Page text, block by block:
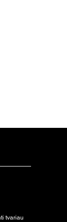
tvariau